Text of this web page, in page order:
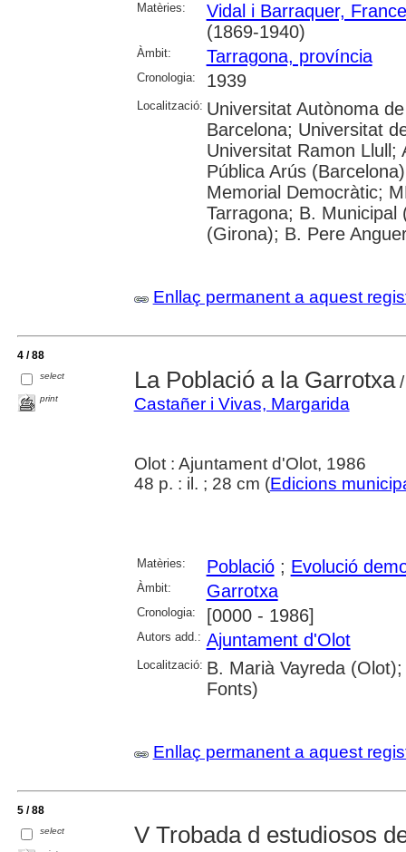
Matèries:
Vidal i Barraquer,
(1869-1940)
Àmbit: Tarragona, província
Cronologia: 1939
Localització: Universitat Autònoma
Barcelona; Universitat
Universitat Ramon Llull;
Pública Arús
Memorial Democràtic;
Tarragona; B. Municipal
(Girona); B. Pere
Enllaç permanent a aquest
4 / 88
select
print
La Població a la Garrotxa/
Castañer i Vivas, Margarida
Olot : Ajuntament d'Olot, 1986
48 p. : il. ; 28 cm (Edicions
Matèries: Població; Evolució
Àmbit: Garrotxa
Cronologia: [0000 - 1986]
Autors add.: Ajuntament d'Olot
Localització: B. Marià Vayreda
Fonts)
Enllaç permanent a aquest
5 / 88
select
V Trobada d estudiosos